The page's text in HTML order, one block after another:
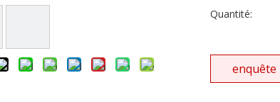
Quantité:
enquête